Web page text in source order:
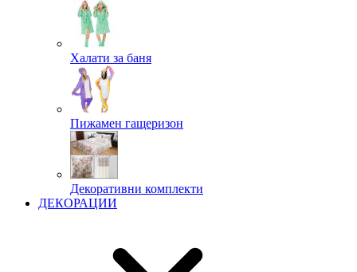
Халати за баня
Пижамен гащеризон
Декоративни комплекти
ДЕКОРАЦИИ